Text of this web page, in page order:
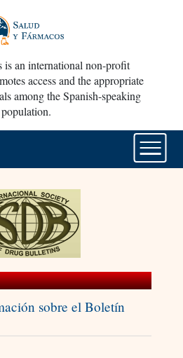
is an international non-profit
access and the appropriate
among the Spanish-speaking
population.
sobre el Boletín